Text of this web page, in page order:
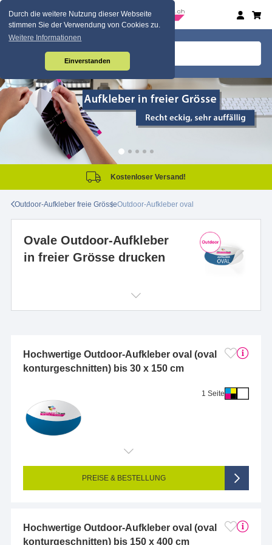
Durch die weitere Nutzung dieser Webseite
stimmen Sie der Verwendung von Cookies zu.
Weitere Informationen
Einverstanden
Kostenloser Versand!
Outdoor-Aufkleber freie GrösseOutdoor-Aufkleber oval
Ovale Outdoor-Aufkleber
in freier Grösse drucken
Hochwertige Outdoor-Aufkleber oval (oval
konturgeschnitten) bis 30 x 150 cm
1 Seite
Endformat (bedruckte Fläche): 1 x 1 cm
Seitigkeit: 1-seitig (Vorderseite bedruckt, Rückseite unbedruckt)
4/0-farbig CMYK (vollfarbig bedruckt)
PREISE & BESTELLUNG
Hochwertige Outdoor-Aufkleber oval (oval
konturgeschnitten) bis 150 x 400 cm